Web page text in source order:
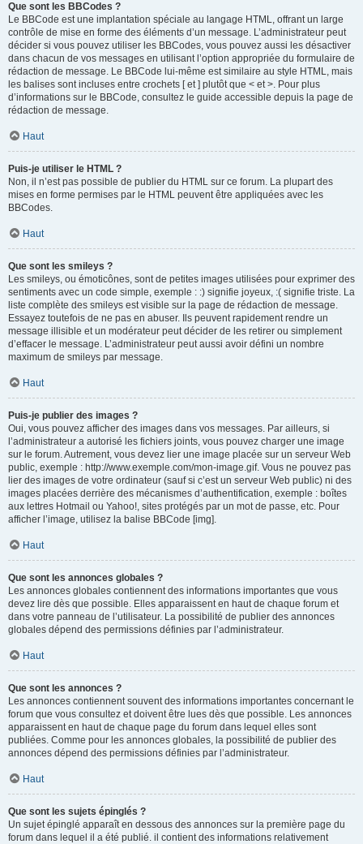
Que sont les BBCodes ?
Le BBCode est une implantation spéciale au langage HTML, offrant un large
contrôle de mise en forme des éléments d’un message. L’administrateur peut
décider si vous pouvez utiliser les BBCodes, vous pouvez aussi les désactiver
dans chacun de vos messages en utilisant l’option appropriée du formulaire de
rédaction de message. Le BBCode lui-même est similaire au style HTML, mais
les balises sont incluses entre crochets [ et ] plutôt que < et >. Pour plus
d’informations sur le BBCode, consultez le guide accessible depuis la page de
rédaction de message.
Haut
Puis-je utiliser le HTML ?
Non, il n’est pas possible de publier du HTML sur ce forum. La plupart des
mises en forme permises par le HTML peuvent être appliquées avec les
BBCodes.
Haut
Que sont les smileys ?
Les smileys, ou émoticônes, sont de petites images utilisées pour exprimer des
sentiments avec un code simple, exemple : :) signifie joyeux, :( signifie triste. La
liste complète des smileys est visible sur la page de rédaction de message.
Essayez toutefois de ne pas en abuser. Ils peuvent rapidement rendre un
message illisible et un modérateur peut décider de les retirer ou simplement
d’effacer le message. L’administrateur peut aussi avoir défini un nombre
maximum de smileys par message.
Haut
Puis-je publier des images ?
Oui, vous pouvez afficher des images dans vos messages. Par ailleurs, si
l’administrateur a autorisé les fichiers joints, vous pouvez charger une image
sur le forum. Autrement, vous devez lier une image placée sur un serveur Web
public, exemple : http://www.exemple.com/mon-image.gif. Vous ne pouvez pas
lier des images de votre ordinateur (sauf si c’est un serveur Web public) ni des
images placées derrière des mécanismes d’authentification, exemple : boîtes
aux lettres Hotmail ou Yahoo!, sites protégés par un mot de passe, etc. Pour
afficher l’image, utilisez la balise BBCode [img].
Haut
Que sont les annonces globales ?
Les annonces globales contiennent des informations importantes que vous
devez lire dès que possible. Elles apparaissent en haut de chaque forum et
dans votre panneau de l’utilisateur. La possibilité de publier des annonces
globales dépend des permissions définies par l’administrateur.
Haut
Que sont les annonces ?
Les annonces contiennent souvent des informations importantes concernant le
forum que vous consultez et doivent être lues dès que possible. Les annonces
apparaissent en haut de chaque page du forum dans lequel elles sont
publiées. Comme pour les annonces globales, la possibilité de publier des
annonces dépend des permissions définies par l’administrateur.
Haut
Que sont les sujets épinglés ?
Un sujet épinglé apparaît en dessous des annonces sur la première page du
forum dans lequel il a été publié. il contient des informations relativement